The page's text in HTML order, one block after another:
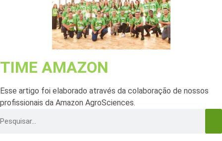
TIME AMAZON
Esse artigo foi elaborado através da colaboração de nossos
profissionais da Amazon AgroSciences.